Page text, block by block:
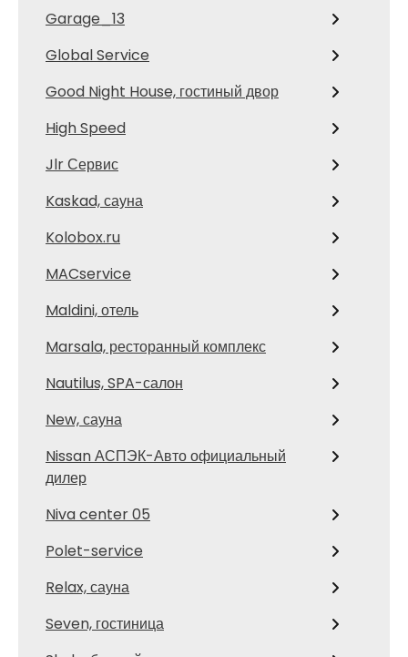
Garage_13
Global Service
Good Night House, гостиный двор
High Speed
Jlr Сервис
Kaskad, сауна
Kolobox.ru
MACservice
Maldini, отель
Marsala, ресторанный комплекс
Nautilus, SPA-салон
New, сауна
Nissan АСПЭК-Авто официальный
дилер
Niva center 05
Polet-service
Relax, сауна
Seven, гостиница